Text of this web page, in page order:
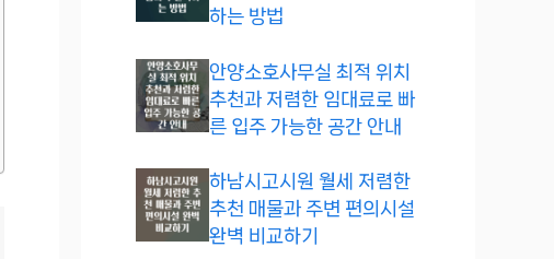
하는 방법
안양소호사무실 최적 위치
추천과 저렴한 임대료로 빠
른 입주 가능한 공간 안내
하남시고시원 월세 저렴한
추천 매물과 주변 편의시설
완벽 비교하기